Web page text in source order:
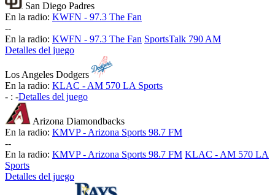
San Diego Padres
En la radio: KWFN - 97.3 The Fan
--
En la radio: KWFN - 97.3 The Fan SportsTalk 790 AM
Detalles del juego
Los Angeles Dodgers
En la radio: KLAC - AM 570 LA Sports
- : -Detalles del juego
Arizona Diamondbacks
En la radio: KMVP - Arizona Sports 98.7 FM
--
En la radio: KMVP - Arizona Sports 98.7 FM KLAC - AM 570 LA
Sports
Detalles del juego